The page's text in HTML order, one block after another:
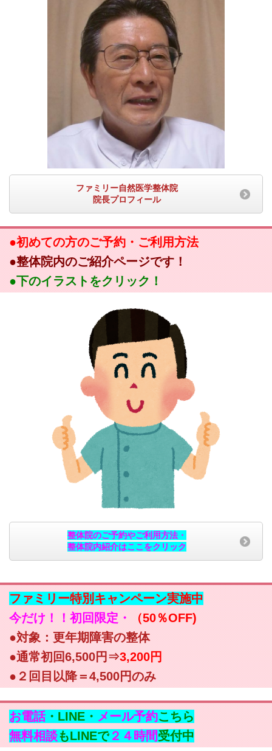
ファミリー自然医学整体院
院長プロフィール
●初めての方のご予約・ご利用方法
●整体院内のご紹介ページです！
●下のイラストをクリック！
整体院のご予約やご利用方法・
整体院内紹介はここをクリック
ファミリー特別キャンペーン実施中
今だけ！！初回限定・
（50％OFF)
●対象：更年期障害の整体
●通常初回6,500円⇒3,200円
●２回目以降＝4,500円のみ
お電話 ・LINE・ メール予約こちら
無料相談もLINEで ２４時間受付中